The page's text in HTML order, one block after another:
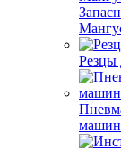
Резцы